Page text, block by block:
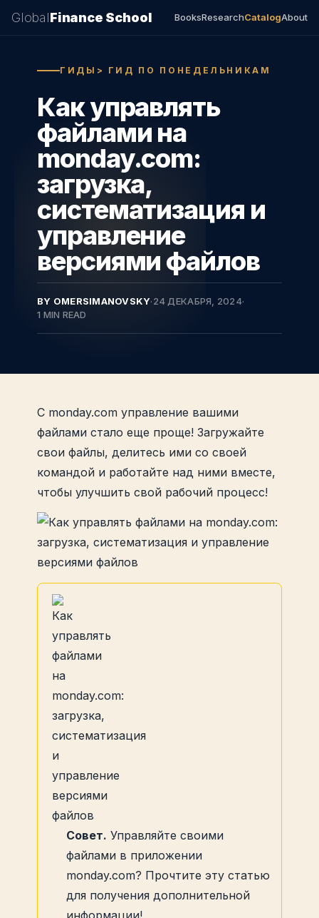
GlobalFinance School BooksResearchCatalogAbout
ГИДЫ> ГИД ПО ПОНЕДЕЛЬНИКАМ
Как управлять
файлами на
monday.com:
загрузка,
систематизация и
управление
версиями файлов
BY OMERSIMANOVSKY·24 ДЕКАБРЯ, 2024·
1 MIN READ
С monday.com управление вашими
файлами стало еще проще! Загружайте
свои файлы, делитесь ими со своей
командой и работайте над ними вместе,
чтобы улучшить свой рабочий процесс!
Совет. Управляйте своими
файлами в приложении
monday.com? Прочтите эту статью
для получения дополнительной
информации!